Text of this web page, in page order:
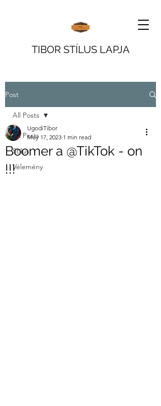
TIBOR STÍLUS LAPJA
Post
All Posts
Stílus
Vélemény
All Posts
Boomer a @TikTok - on
!!!
UgodiTibor
May 17, 2023 1 min read